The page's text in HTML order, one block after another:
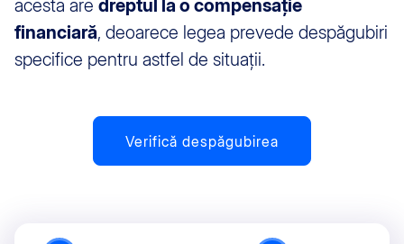
acesta are dreptul la o compensație
financiară, deoarece legea prevede despăgubiri
specifice pentru astfel de situații.
Verifică despăgubirea